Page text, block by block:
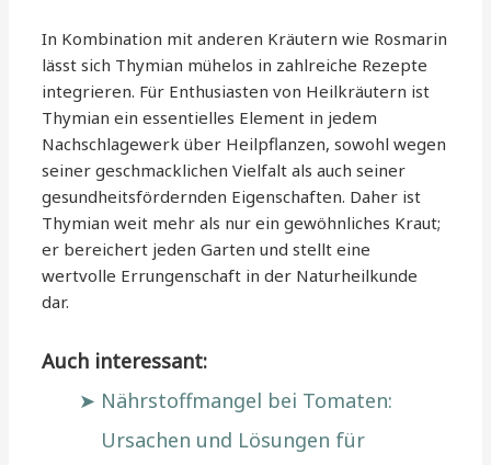
In Kombination mit anderen Kräutern wie Rosmarin
lässt sich Thymian mühelos in zahlreiche Rezepte
integrieren. Für Enthusiasten von Heilkräutern ist
Thymian ein essentielles Element in jedem
Nachschlagewerk über Heilpflanzen, sowohl wegen
seiner geschmacklichen Vielfalt als auch seiner
gesundheitsfördernden Eigenschaften. Daher ist
Thymian weit mehr als nur ein gewöhnliches Kraut;
er bereichert jeden Garten und stellt eine
wertvolle Errungenschaft in der Naturheilkunde
dar.
Auch interessant:
Nährstoffmangel bei Tomaten:
Ursachen und Lösungen für